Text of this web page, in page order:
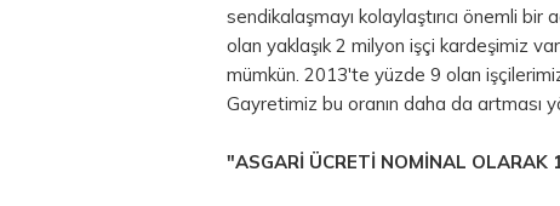
sendikalaşmayı kolaylaştırıcı önemli
olan yaklaşık 2 milyon işçi kardeşimiz
mümkün. 2013'te yüzde 9 olan
Gayretimiz bu oranın daha da artması
"ASGARİ ÜCRETİ NOMİNAL OLARAK